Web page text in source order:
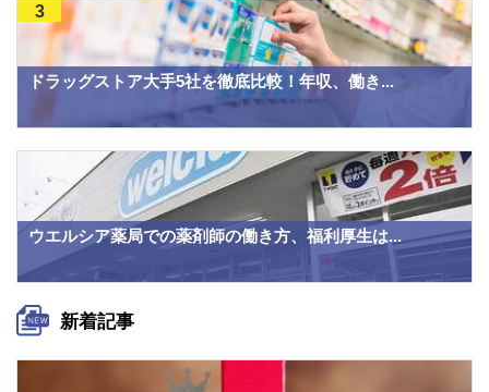
ドラッグストア大手5社を徹底比較！年収、働き...
3
ウエルシア薬局での薬剤師の働き方、福利厚生は...
新着記事